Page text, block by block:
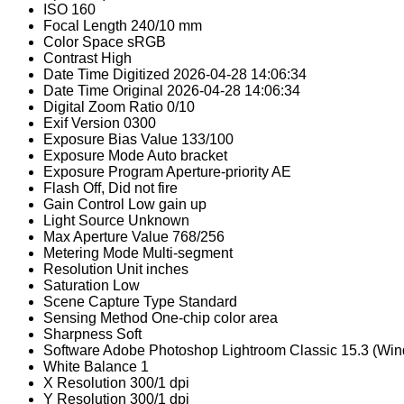
ISO 160
Focal Length 240/10 mm
Color Space sRGB
Contrast High
Date Time Digitized 2026-04-28 14:06:34
Date Time Original 2026-04-28 14:06:34
Digital Zoom Ratio 0/10
Exif Version 0300
Exposure Bias Value 133/100
Exposure ModeAuto bracket
Exposure ProgramAperture-priority AE
Flash Off, Did not fire
Gain Control
Low gain up
Light Source Unknown
Max Aperture Value 768/256
Metering Mode Multi-segment
Resolution Unit inches
Saturation Low
Scene Capture Type Standard
Sensing Method One-chip color area
Sharpness Soft
SoftwareAdobe Photoshop Lightroom Classic 15.3
White Balance 1
X Resolution 300/1 dpi
Y Resolution 300/1 dpi